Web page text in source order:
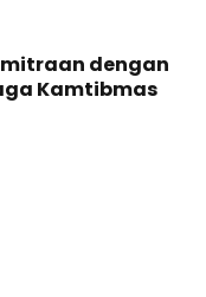
dengan
Kamtibmas